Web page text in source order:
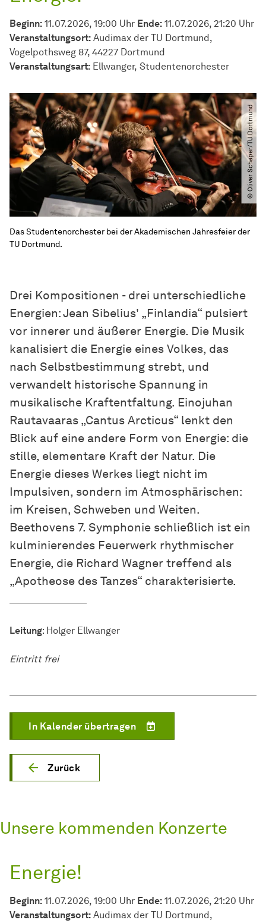
Beginn: 11.07.2026, 19:00 Uhr Ende: 11.07.2026, 21:20 Uhr
Veranstaltungsort: Audimax der TU Dortmund,
Vogelpothsweg 87, 44227 Dortmund
Veran­stal­tungs­art: Ellwanger Studentenorchester
© Oliver Schaper​/​TU Dortmund
Das Studentenorchester bei der Akademischen Jahresfeier der
TU Dortmund.
Drei Kompositionen - drei unterschiedliche
Energien: Jean Sibelius' „Finlandia“ pulsiert
vor innerer und äußerer Energie. Die Musik
kanalisiert die Energie eines Volkes, das
nach Selbstbestimmung strebt, und
verwandelt historische Spannung in
musikalische Kraftentfaltung. Einojuhan
Rautavaaras „Cantus Arcticus“ lenkt den
Blick auf eine andere Form von Energie: die
stille, elementare Kraft der Natur. Die
Energie dieses Werkes liegt nicht im
Impulsiven, sondern im Atmosphärischen:
im Kreisen, Schweben und Weiten.
Beethovens 7. Symphonie schließlich ist ein
kulminierendes Feuerwerk rhythmischer
Energie, die Richard Wagner treffend als
„Apotheose des Tanzes“ charakterisierte.
Leitung: Holger Ellwanger
Eintritt frei
Zurück
In Kalender übertragen
Unsere kommenden Konzerte
Energie!
Beginn: 11.07.2026, 19:00 Uhr Ende: 11.07.2026, 21:20 Uhr
Veranstaltungsort: Audimax der TU Dortmund,